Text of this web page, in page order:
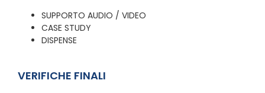
SUPPORTO AUDIO / VIDEO
CASE STUDY
DISPENSE
VERIFICHE FINALI